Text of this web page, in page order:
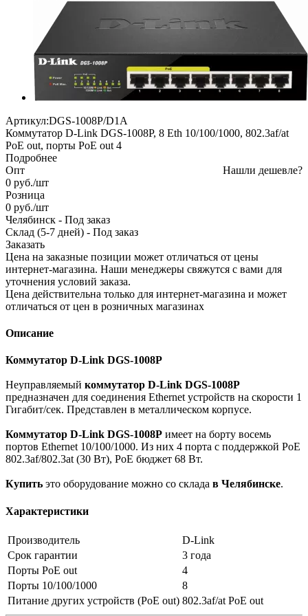
Артикул:DGS-1008P/D1A
Коммутатор D-Link DGS-1008P, 8 Eth 10/100/1000, 802.3af/at
PoE out, порты PoE out 4
Подробнее
Нашли дешевле?
Опт
0 руб./шт
Розница
0 руб./шт
Челябинск - Под заказ
Склад (5-7 дней) - Под заказ
Заказать
Цена на заказные позиции может отличаться от цены
интернет-магазина. Наши менеджеры свяжутся с вами для
уточнения условий заказа.
Цена действительна только для интернет-магазина и может
отличаться от цен в розничных магазинах
Описание
Коммутатор D-Link DGS-1008P
Неуправляемый коммутатор D-Link DGS-1008P
предназначен для соединения Ethernet устройств на скорости 1
Гигабит/сек. Представлен в металлическом корпусе.
Коммутатор D-Link DGS-1008P имеет на борту восемь
портов Ethernet 10/100/1000. Из них 4 порта с поддержкой PoE
802.3af/802.3at (30 Вт), PoE бюджет 68 Вт.
Купить это оборудование можно со склада в Челябинске.
Характеристики
Производитель
D-Link
Срок гарантии
3 года
Порты PoE out
4
Порты 10/100/1000
8
Питание других устройств (PoE out) 802.3af/at PoE out